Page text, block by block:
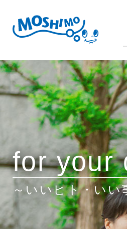
for your
～いいヒト・いい